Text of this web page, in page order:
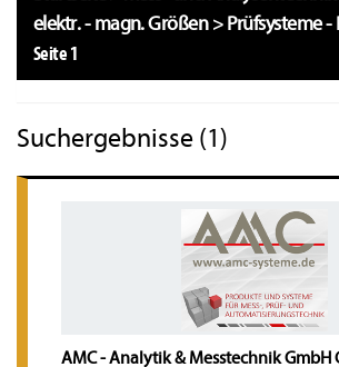
elektr. - magn. Größen >Prüfsysteme
Seite 1
Suchergebnisse (1)
AMC - Analytik & Messtechnik GmbH